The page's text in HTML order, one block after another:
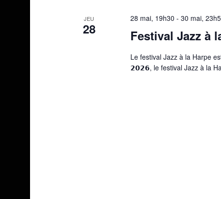
JEU
28
28 mai, 19h30 - 30 mai,
Festival Jazz à
Le festival Jazz à la Harpe
𝟮𝟬𝟮𝟲, le festival Jazz à la